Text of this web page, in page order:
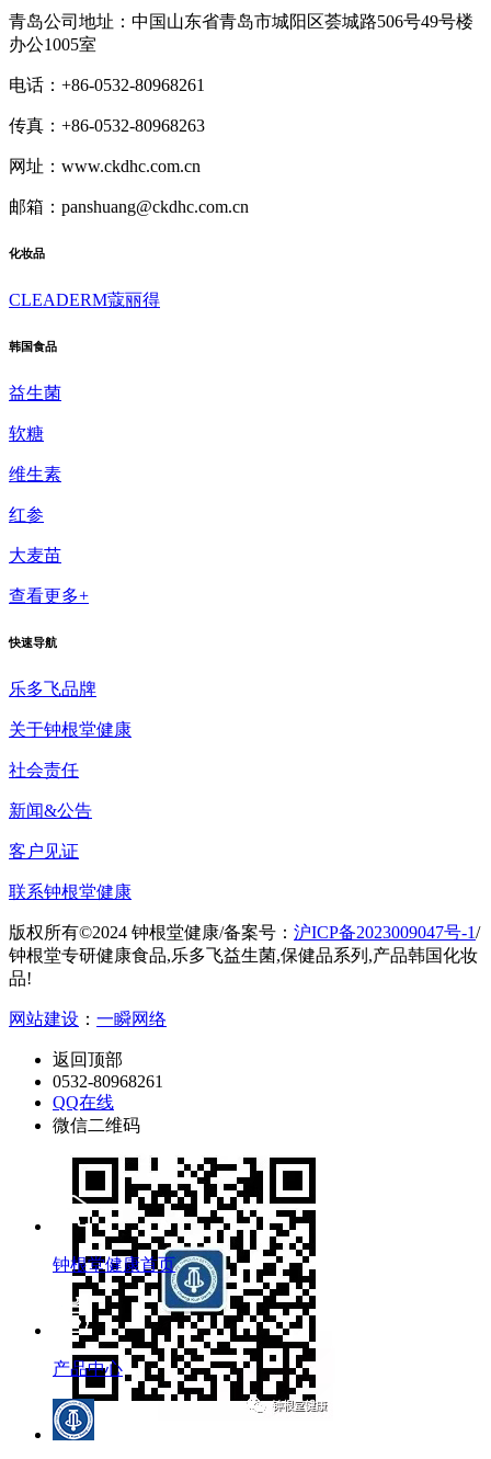
青岛公司地址：中国山东省青岛市城阳区荟城路506号49号楼
办公1005室
电话：+86-0532-80968261
传真：+86-0532-80968263
网址：www.ckdhc.com.cn
邮箱：panshuang@ckdhc.com.cn
化妆品
CLEADERM蔻丽得
韩国食品
益生菌
软糖
维生素
红参
大麦苗
查看更多+
快速导航
乐多飞品牌
关于钟根堂健康
社会责任
新闻&公告
客户见证
联系钟根堂健康
版权所有©2024 钟根堂健康/备案号： 沪ICP备2023009047号-1/
钟根堂专研健康食品,乐多飞益生菌,保健品系列,产品韩国化妆
品!
网站建设 ： 一瞬网络
返回顶部
0532-80968261
QQ在线
微信二维码
钟根堂健康首页
产品中心